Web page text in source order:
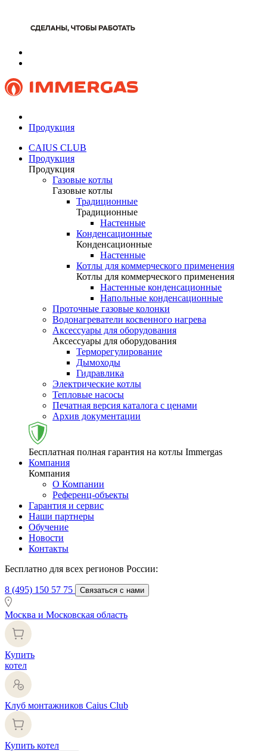
Продукция
CAIUS CLUB
Продукция
Продукция
Газовые котлы
Газовые котлы
Традиционные
Традиционные
Настенные
Конденсационные
Конденсационные
Настенные
Котлы для коммерческого применения
Котлы для коммерческого применения
Настенные конденсационные
Напольные конденсационные
Проточные газовые колонки
Водонагреватели косвенного нагрева
Аксессуары для оборудования
Аксессуары для оборудования
Терморегулирование
Дымоходы
Гидравлика
Электрические котлы
Тепловые насосы
Печатная версия каталога с ценами
Архив документации
Бесплатная полная гарантия на котлы Immergas
Компания
Компания
О Компании
Референц-объекты
Гарантия и сервис
Наши партнеры
Обучение
Новости
Контакты
Бесплатно для всех регионов России:
8 (495) 150 57 75 Связаться с нами
Москва и Московская область
Купить
котел
Клуб монтажников Caius Club
Купить котел